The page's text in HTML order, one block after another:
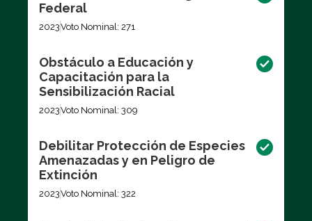
Federal
2023Voto Nominal: 271
Obstáculo a Educación y
Capacitación para la
Sensibilización Racial
2023Voto Nominal: 309
Debilitar Protección de Especies
Amenazadas y en Peligro de
Extinción
2023Voto Nominal: 322